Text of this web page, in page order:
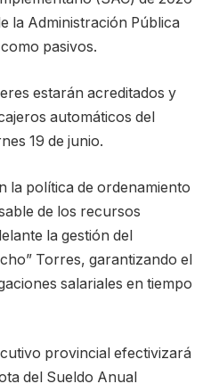
la Administración Pública
pasivos.
estarán acreditados y
automáticos del
19 de junio.
la política de ordenamiento
de los recursos
la gestión del
Torres, garantizando el
salariales en tiempo
provincial efectivizará
del Sueldo Anual